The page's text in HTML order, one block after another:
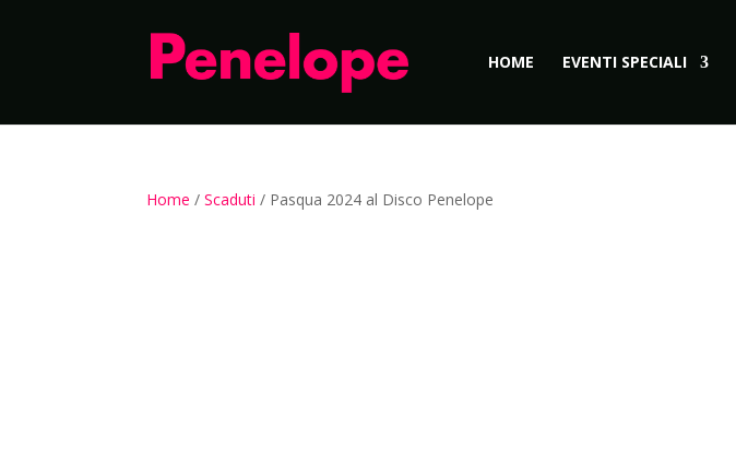
HOME EVENTI SPECIALI
Home /Scaduti / Pasqua 2024 al Disco Penelope